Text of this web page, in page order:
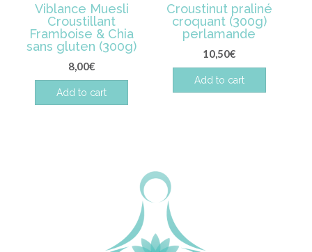
Viblance Muesli
Croustillant
Framboise & Chia
sans gluten (300g)
8,00€
Add to cart
Croustinut praliné
croquant (300g)
perlamande
10,50€
Add to cart